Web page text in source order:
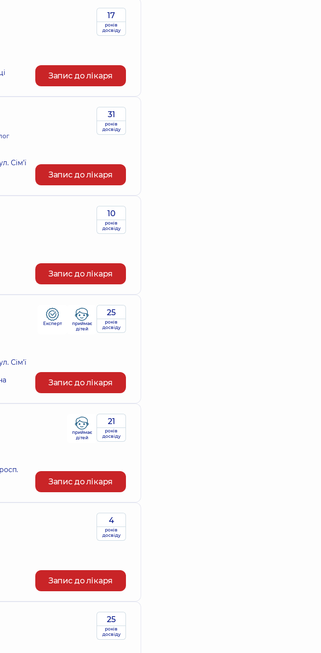
17
років
досвіду
Запис до лікаря
Сім’ї
31
років
досвіду
Запис до лікаря
10
років
досвіду
Запис до лікаря
Сім’ї
25
років
досвіду
Експерт
приймає
дітей
Запис до лікаря
21
років
досвіду
приймає
дітей
Запис до лікаря
4
років
досвіду
Запис до лікаря
25
років
досвіду